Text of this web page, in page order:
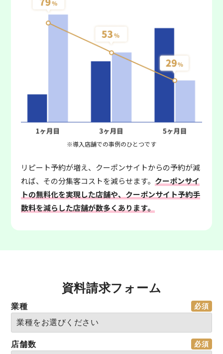
※導入店舗での事例のひとつです
リピート予約が増え、クーポンサイトからの予約が減
れば、その分集客コストを減らせます。 クーポンサイ
トの無料化を実現した店舗や、クーポンサイト予約手
数料を減らした店舗が数多くあります。
資料請求フォーム
業種
店舗数